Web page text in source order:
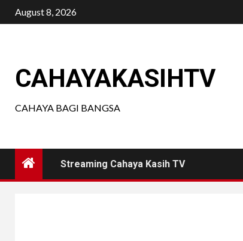
Skip
to
August 8, 2026
CAHAYAKASIHTV
CAHAYA BAGI BANGSA
Streaming Cahaya Kasih TV